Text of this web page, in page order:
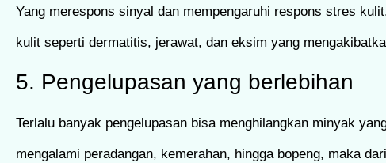
Yang merespons sinyal dan mempengaruhi respons stres
kulit seperti dermatitis, jerawat, dan eksim yang
5. Pengelupasan yang berlebihan
Terlalu banyak pengelupasan bisa menghilangkan minyak
mengalami peradangan, kemerahan, hingga bopeng, maka